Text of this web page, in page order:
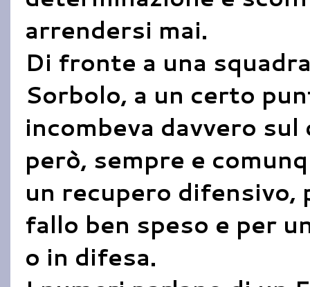
arrendersi mai.
Di fronte a una
Sorbolo, a un certo
incombeva davvero
però, sempre e
un recupero difensivo,
fallo ben speso e per
o in difesa.